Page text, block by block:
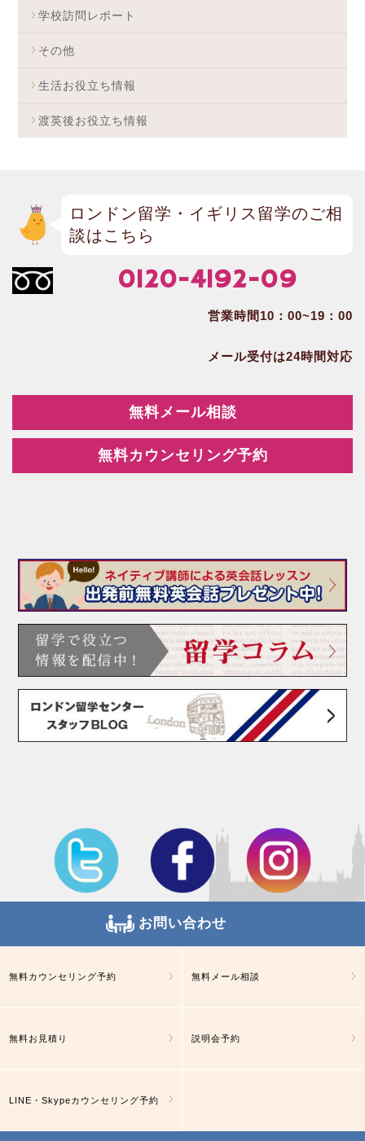
学校訪問レポート
その他
生活お役立ち情報
渡英後お役立ち情報
ロンドン留学・イギリス留学のご相
談はこちら
0120-4192-09
営業時間10：00~19：00
メール受付は24時間対応
無料メール相談
無料カウンセリング予約
お問い合わせ
無料カウンセリング予約 無料メール相談
無料お見積り 説明会予約
LINE・Skypeカウンセリング予約